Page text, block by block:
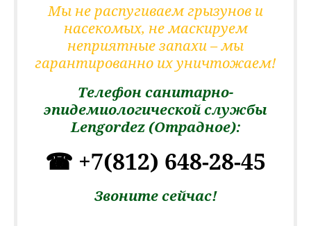
Мы не распугиваем грызунов и
насекомых, не маскируем
неприятные запахи – мы
гарантированно их уничтожаем!
Телефон санитарно-
эпидемиологической службы
Lengordez (Отрадное):
☎ +7(812) 648-28-45
Звоните сейчас!